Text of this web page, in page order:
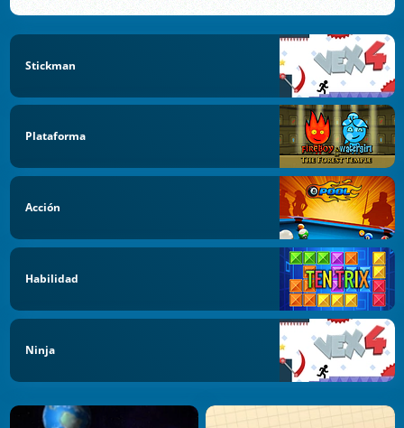
Stickman
Plataforma
Acción
Habilidad
Ninja